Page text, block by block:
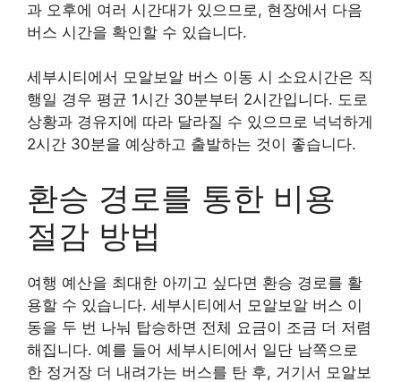
과 오후에 여러 시간대가 있으므로, 현장에서 다음
버스 시간을 확인할 수 있습니다.
세부시티에서 모알보알 버스 이동 시 소요시간은 직
행일 경우 평균 1시간 30분부터 2시간입니다. 도로
상황과 경유지에 따라 달라질 수 있으므로 넉넉하게
2시간 30분을 예상하고 출발하는 것이 좋습니다.
환승 경로를 통한 비용
절감 방법
여행 예산을 최대한 아끼고 싶다면 환승 경로를 활
용할 수 있습니다. 세부시티에서 모알보알 버스 이
동을 두 번 나눠 탑승하면 전체 요금이 조금 더 저렴
해집니다. 예를 들어 세부시티에서 일단 남쪽으로
한 정거장 더 내려가는 버스를 탄 후, 거기서 모알보